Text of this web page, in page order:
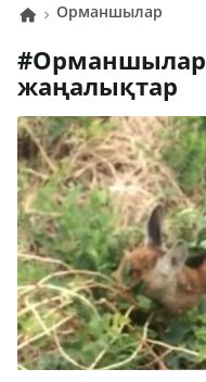
орманшылар
# орманшылар
жаңалықтар